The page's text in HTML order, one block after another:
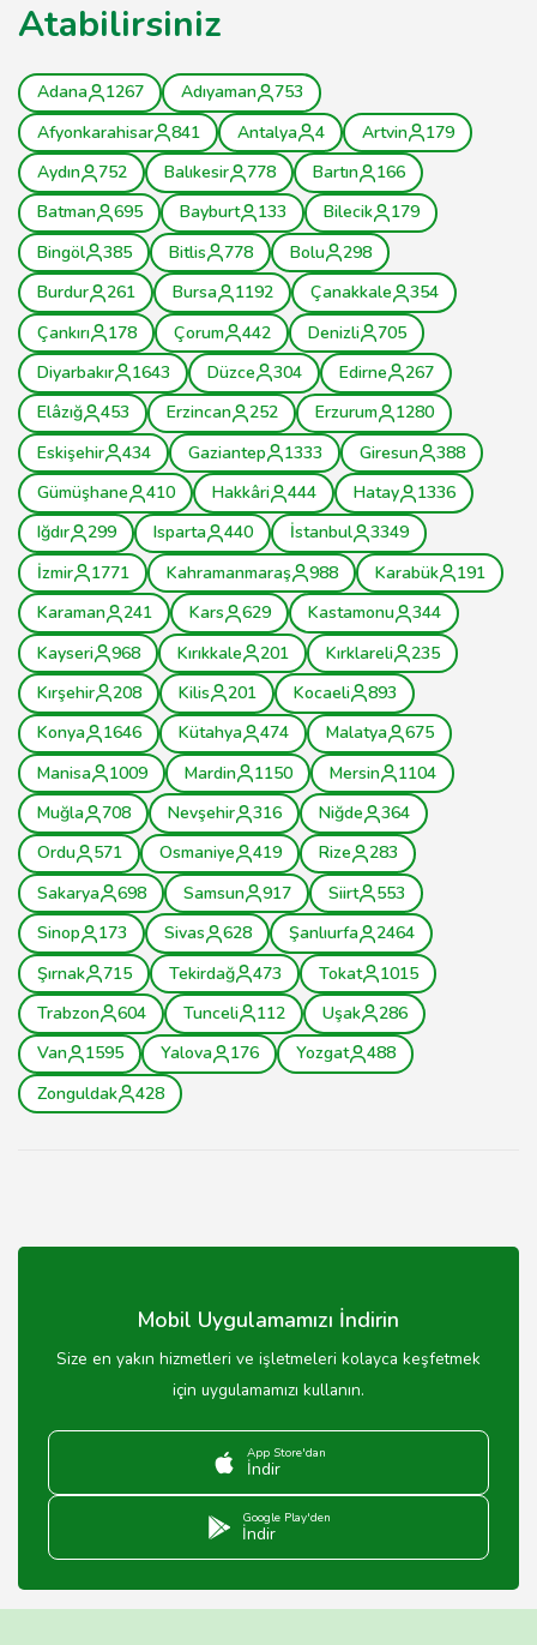
Atabilirsiniz
Adana 1267 Adıyaman
753
Afyonkarahisar
841 Antalya 4 Artvin
179
Aydın
752 Balıkesir 778 Bartın
166
Batman
695 Bayburt 133 Bilecik
179
Bingöl
385 Bitlis 778 Bolu
298
Burdur
261 Bursa 1192 Çanakkale
354
Çankırı
178 Çorum 442 Denizli
705
Diyarbakır
1643 Düzce 304 Edirne
267
Elâzığ
453 Erzincan 252 Erzurum
1280
Eskişehir
434 Gaziantep 1333 Giresun
388
Gümüşhane
410 Hakkâri 444 Hatay
1336
Iğdır
299 Isparta 440 İstanbul
3349
İzmir
1771 Kahramanmaraş 988 Karabük
191
Karaman
241 Kars 629 Kastamonu
344
Kayseri
968 Kırıkkale 201 Kırklareli
235
Kırşehir
208 Kilis 201 Kocaeli
893
Konya
1646 Kütahya 474 Malatya
675
Manisa
1009 Mardin 1150 Mersin
1104
Muğla
708 Nevşehir 316 Niğde
364
Ordu
571 Osmaniye 419 Rize
283
Sakarya
698 Samsun 917 Siirt
553
Sinop
173 Sivas 628 Şanlıurfa
2464
Şırnak
715 Tekirdağ 473 Tokat
1015
Trabzon
604 Tunceli 112 Uşak
286
Van
1595 Yalova 176 Yozgat
488
Zonguldak
428
Mobil Uygulamamızı İndirin
Size en yakın hizmetleri ve işletmeleri kolayca keşfetmek
için uygulamamızı kullanın.
App Store'dan
İndir
Google Play'den
İndir